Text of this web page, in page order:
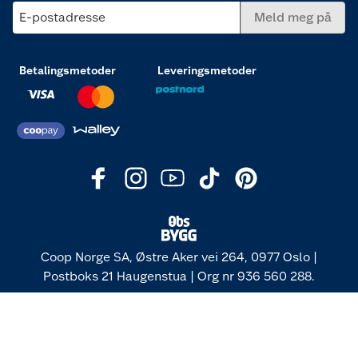
E-postadresse Meld meg på
Betalingsmetoder Leveringsmetoder
Coop Norge SA, Østre Aker vei 264, 0977 Oslo |
Postboks 21 Haugenstua | Org nr 936 560 288.